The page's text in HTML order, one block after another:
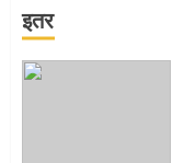
इतर